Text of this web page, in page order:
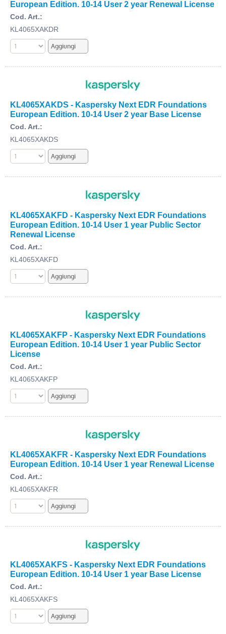
European Edition. 10-14 User 2 year Renewal License
Cod. Art.:
KL4065XAKDR
KL4065XAKDS - Kaspersky Next EDR Foundations
European Edition. 10-14 User 2 year Base License
Cod. Art.:
KL4065XAKDS
KL4065XAKFD - Kaspersky Next EDR Foundations
European Edition. 10-14 User 1 year Public Sector
Renewal License
Cod. Art.:
KL4065XAKFD
KL4065XAKFP - Kaspersky Next EDR Foundations
European Edition. 10-14 User 1 year Public Sector
License
Cod. Art.:
KL4065XAKFP
KL4065XAKFR - Kaspersky Next EDR Foundations
European Edition. 10-14 User 1 year Renewal License
Cod. Art.:
KL4065XAKFR
KL4065XAKFS - Kaspersky Next EDR Foundations
European Edition. 10-14 User 1 year Base License
Cod. Art.:
KL4065XAKFS